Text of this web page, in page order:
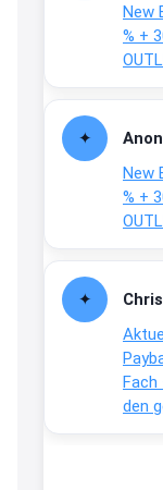
New
% +
New
% +
den
↩
↩